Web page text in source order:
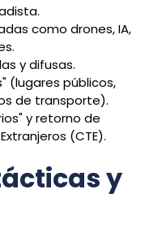
como drones, IA,
y difusas.
(lugares públicos,
de transporte).
y retorno de
(CTE).
y